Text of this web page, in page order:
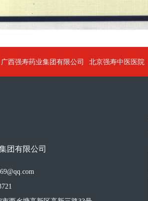
广西强寿药业集团有限公司 北京强寿中医医院
团有限公司